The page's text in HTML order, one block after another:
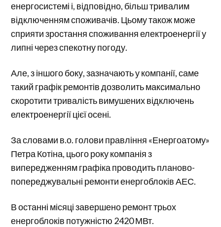
енергосистемі і, відповідно, більш тривалим
відключенням споживачів. Цьому також може
сприяти зростання споживання електроенергії у
липні через спекотну погоду.
Але, з іншого боку, зазначають у компанії, саме
такий графік ремонтів дозволить максимально
скоротити тривалість вимушених відключень
електроенергії цієї осені.
За словами в.о. голови правління «Енергоатому»
Петра Котіна, цього року компанія з
випередженням графіка проводить планово-
попереджувальні ремонти енергоблоків АЕС.
В останні місяці завершено ремонт трьох
енергоблоків потужністю 2420 МВт.